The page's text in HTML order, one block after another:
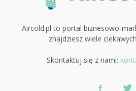
Aircold.pl to portal biznesowo-
znajdziesz wiele
Skontaktuj się z nami: